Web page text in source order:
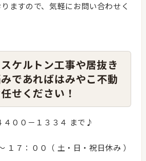
ますので、気軽にお問い合わせく
ケルトン工事や居抜き
であればはみやこ不動
せください！
４００－１３３４ まで♪
１７：００（ 土・日・祝日休み ）